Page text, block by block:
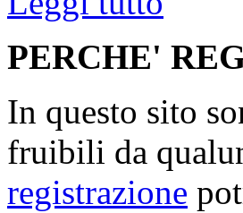
PERCHE'
In questo sito
fruibili da
registrazione